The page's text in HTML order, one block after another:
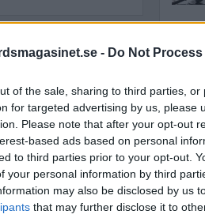
- Do Not
of the sale, sharing to third parties,
for targeted advertising by us, please
Please note that after your opt-out
based ads based on personal
to third parties prior to your opt-out.
your personal information by third
may also be disclosed by us
that may further disclose it to